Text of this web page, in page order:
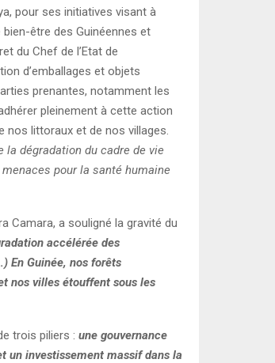
pour ses initiatives visant à
être des Guinéennes et
du Chef de l’Etat de
d’emballages et objets
prenantes, notamment les
pleinement à cette action
nos littoraux et de nos villages.
la dégradation du cadre de vie
pour la santé humaine
Camara, a souligné la gravité du
accélérée des
En Guinée, nos forêts
nos villes étouffent sous les
trois piliers : une gouvernance
un investissement massif dans la